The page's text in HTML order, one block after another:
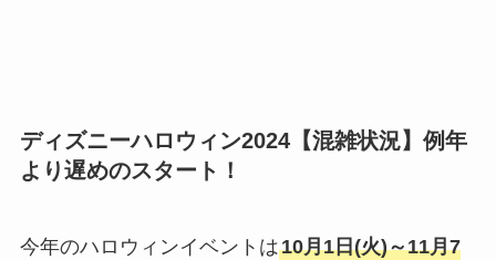
ディズニーハロウィン2024【混雑状況】例年
より遅めのスタート！
今年のハロウィンイベントは10月1日(火)～11月7